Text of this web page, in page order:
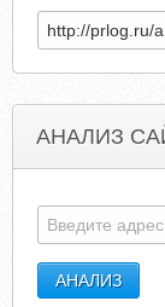
АНАЛИЗ